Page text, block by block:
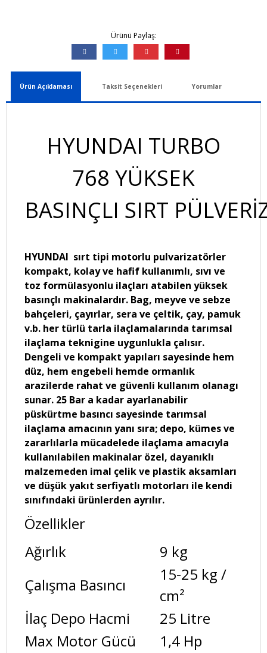
Ürünü Paylaş:
Ürün Açıklaması Taksit Seçenekleri Yorumlar
HYUNDAI TURBO
768 YÜKSEK
BASINÇLI SIRT
HYUNDAI sırt tipi motorlu pulvarizatörler
kompakt, kolay ve hafif kullanımlı, sıvı ve
toz formülasyonlu ilaçları atabilen yüksek
basınçlı makinalardır. Bag, meyve ve sebze
bahçeleri, çayırlar, sera ve çeltik, çay, pamuk
v.b. her türlü tarla ilaçlamalarında tarımsal
ilaçlama teknigine uygunlukla çalısır.
Dengeli ve kompakt yapıları sayesinde hem
düz, hem engebeli hemde ormanlık
arazilerde rahat ve güvenli kullanım olanagı
sunar. 25 Bar a kadar ayarlanabilir
püskürtme basıncı sayesinde tarımsal
ilaçlama amacının yanı sıra; depo, kümes ve
zararlılarla mücadelede ilaçlama amacıyla
kullanılabilen makinalar özel, dayanıklı
malzemeden imal çelik ve plastik aksamları
ve düşük yakıt serfiyatlı motorları ile kendi
sınıfındaki ürünlerden ayrılır.
Özellikler
Ağırlık
9 kg
Çalışma Basıncı
15-25 kg /
cm²
İlaç Depo Hacmi
25 Litre
Max Motor Gücü
1,4 Hp